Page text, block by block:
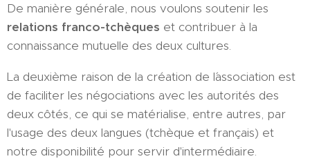
De manière générale, nous voulons soutenir les
relations franco-tchèques et contribuer à la
connaissance mutuelle des deux cultures.
La deuxième raison de la création de l´association est
de faciliter les négociations avec les autorités des
deux côtés, ce qui se matérialise, entre autres, par
l'usage des deux langues (tchèque et français) et
notre disponibilité pour servir d'intermédiaire.